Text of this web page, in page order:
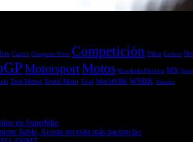
Cascos Chaquetas Moto Competición Dakar Enduro
MotorsportMotos Movilidad Eléctrica MX
Test Motos Textil Moto Trial WorldSBK WSBK Yamaha
en Superbike
fiable, Acosta necesita más paciencia»